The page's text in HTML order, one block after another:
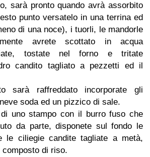
sarà pronto quando avrà assorbito
punto versatelo in una terrina ed
di una noce), i tuorli, le mandorle
avrete scottato in acqua
tostate nel forno e tritate
candito tagliato a pezzetti ed il
sarà raffreddato incorporate gli
soda ed un pizzico di sale.
uno stampo con il burro fuso che
da parte, disponete sul fondo le
le ciliegie candite tagliate a metà,
di riso.